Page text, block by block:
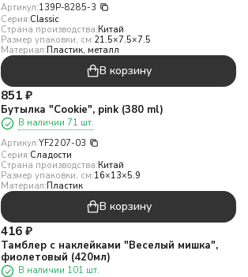
Артикул:139P-8285-3
Серия:Classic
Страна производства:Китай
Размер упаковки, см:21.5×7.5×7.5
Материал:Пластик, металл
В корзину
851 ₽
Бутылка "Cookie", pink (380 ml)
В наличии 71 шт.
Артикул:YF2207-03
Серия:Сладости
Страна производства:Китай
Размер упаковки, см:16×13×5.9
Материал:Пластик
В корзину
416 ₽
Тамблер с наклейками "Веселый мишка",
фиолетовый (420мл)
В наличии 101 шт.